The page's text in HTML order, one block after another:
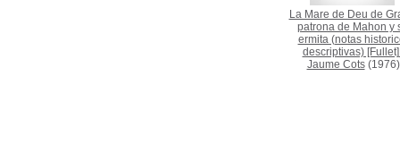
La Mare de Deu de
patrona de Mahon y
ermita (notas
descriptivas) [Fullet]
Jaume Cots(1976)